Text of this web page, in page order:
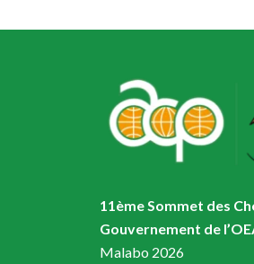
11ème Sommet des
Gouvernement de
Malabo 2026